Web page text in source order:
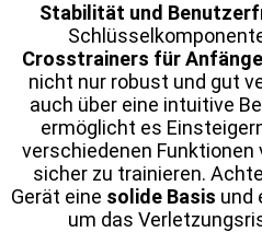
Stabilität und
Crosstrainers für
nicht nur robust und gut
auch über eine intuitive
ermöglicht es
verschiedenen
sicher zu trainieren.
Gerät eine solide Basis und
um das